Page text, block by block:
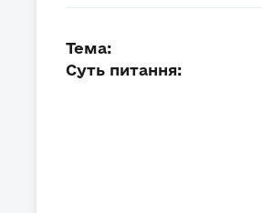
Тема:
Суть питання: